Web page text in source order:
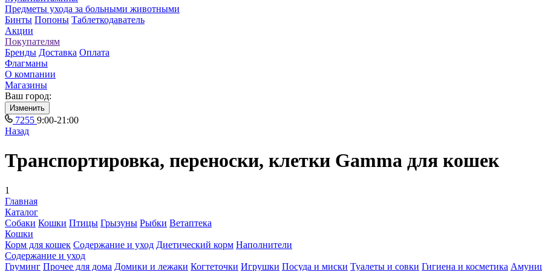
Предметы ухода за больными животными
Бинты Попоны Таблеткодаватель
Акции
Покупателям
Бренды Доставка Оплата
Флагманы
О компании
Магазины
Ваш город:
Изменить
7255 9:00-21:00
Назад
Транспортировка, переноски, клетки Gamma для кошек
1
Главная
Каталог
Собаки Кошки Птицы Грызуны Рыбки Ветаптека
Кошки
Корм для кошек Содержание и уход Диетический корм Наполнители
Содержание и уход
Груминг Прочее для дома Домики и лежаки Когтеточки Игрушки Посуда и миски Туалеты и совки Гигиена и косметика